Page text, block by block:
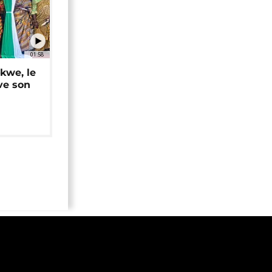
01:58
le
son